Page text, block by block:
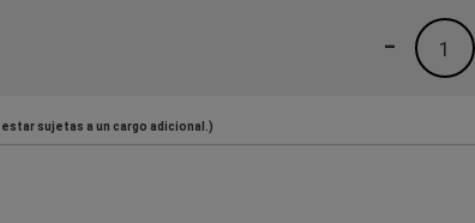
1
-
sujetas a un cargo adicional.)